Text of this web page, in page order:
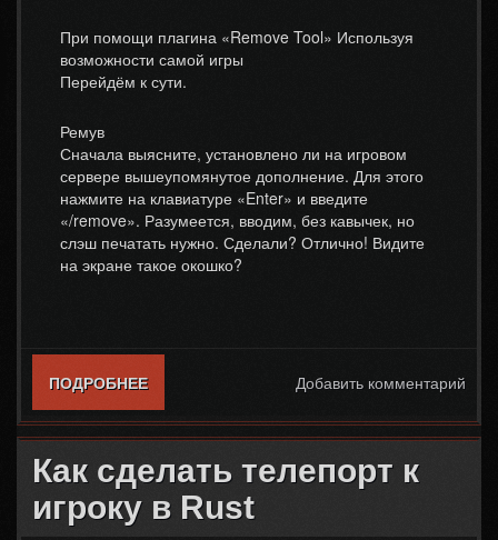
При помощи плагина «Remove Tool» Используя
возможности самой игры
Перейдём к сути.
Ремув
Сначала выясните, установлено ли на игровом
сервере вышеупомянутое дополнение. Для этого
нажмите на клавиатуре «Enter» и введите
«/remove». Разумеется, вводим, без кавычек, но
слэш печатать нужно. Сделали? Отлично! Видите
на экране такое окошко?
ПОДРОБНЕЕО КАК УБРАТЬ ПОСТРОЙКУ В RUST
Добавить комментарий
Как сделать телепорт к
игроку в Rust